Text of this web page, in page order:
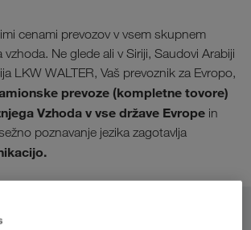
cenami prevozov v vsem skupnem
Ne glede ali v Siriji, Saudovi Arabiji
LKW WALTER, Vaš prevoznik za Evropo,
prevoze (kompletne tovore)
Vzhoda v vse države Evrope in
poznavanje jezika zagotavlja